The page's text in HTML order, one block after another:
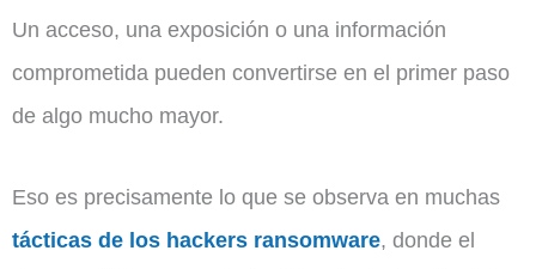
Un acceso, una exposición o una información
comprometida pueden convertirse en el primer paso
de algo mucho mayor.
Eso es precisamente lo que se observa en muchas
tácticas de los hackers ransomware, donde el